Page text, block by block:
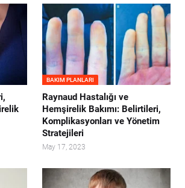
BAKIM PLANLARI
Raynaud Hastalığı ve
Hemşirelik Bakımı: Belirtileri,
Komplikasyonları ve Yönetim
Stratejileri
May 17, 2023